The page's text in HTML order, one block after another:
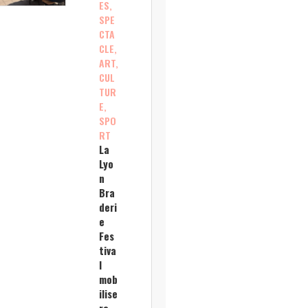
ES,
SPE
CTA
CLE,
ART,
CUL
TUR
E,
SPO
RT
La
Lyo
n
Bra
deri
e
Fes
tiva
l
mob
ilise